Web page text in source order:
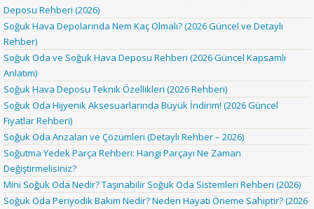
Deposu Rehberi (2026)
Soğuk Hava Depolarında Nem Kaç Olmalı? (2026 Güncel ve Detaylı
Rehber)
Soğuk Oda ve Soğuk Hava Deposu Rehberi (2026 Güncel Kapsamlı
Anlatım)
Soğuk Hava Deposu Teknik Özellikleri (2026 Rehberi)
Soğuk Oda Hijyenik Aksesuarlarında Büyük İndirim! (2026 Güncel
Fiyatlar Rehberi)
Soğuk Oda Arızaları ve Çözümleri (Detaylı Rehber – 2026)
Soğutma Yedek Parça Rehberi: Hangi Parçayı Ne Zaman
Değiştirmelisiniz?
Mini Soğuk Oda Nedir? Taşınabilir Soğuk Oda Sistemleri Rehberi (2026)
Soğuk Oda Periyodik Bakım Nedir? Neden Hayati Öneme Sahiptir? (2026